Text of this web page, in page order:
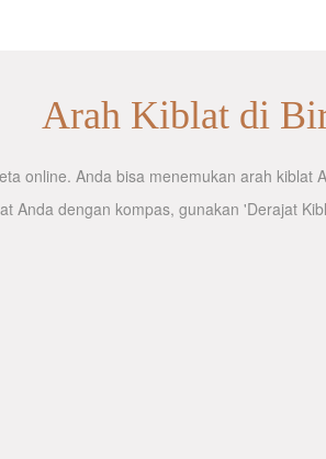
Arah Kiblat di
online. Anda bisa menemukan arah kiblat
Anda dengan kompas, gunakan 'Derajat